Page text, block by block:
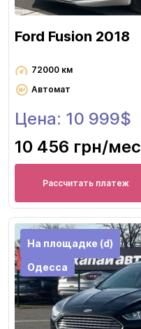
Ford Fusion 2018
72000 км
Автомат
Цена: 10 999$
10 456 грн/мес
Рассчитать платеж
На площадке (d)
Одесса